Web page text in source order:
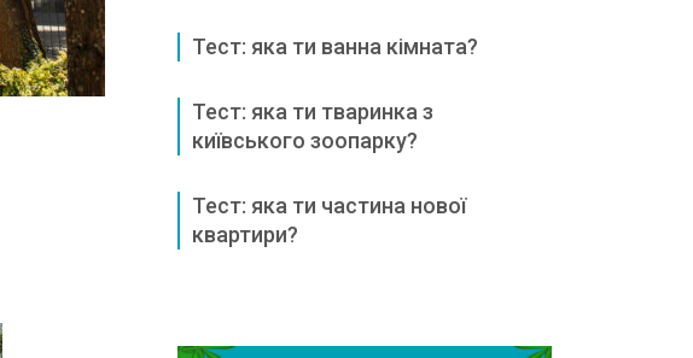
Тест: яка ти ванна кімната?
Тест: яка ти тваринка з
київського зоопарку?
Тест: яка ти частина нової
квартири?